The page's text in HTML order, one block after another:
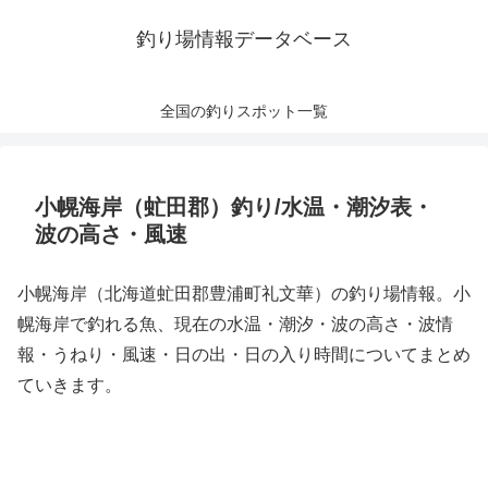
釣り場情報データベース
全国の釣りスポット一覧
小幌海岸（虻田郡）釣り/水温・潮汐表・
波の高さ・風速
小幌海岸（北海道虻田郡豊浦町礼文華）の釣り場情報。小
幌海岸で釣れる魚、現在の水温・潮汐・波の高さ・波情
報・うねり・風速・日の出・日の入り時間についてまとめ
ていきます。